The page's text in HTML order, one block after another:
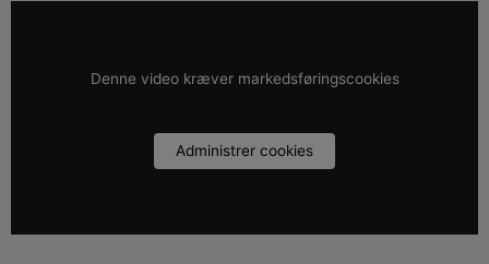
Denne video kræver markedsføringscookies
Administrer cookies